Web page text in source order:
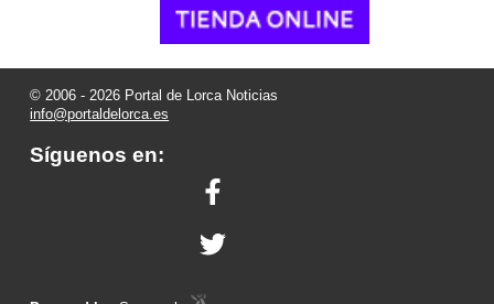
© 2006 - 2026 Portal de Lorca Noticias
info@portaldelorca.es
Síguenos en: